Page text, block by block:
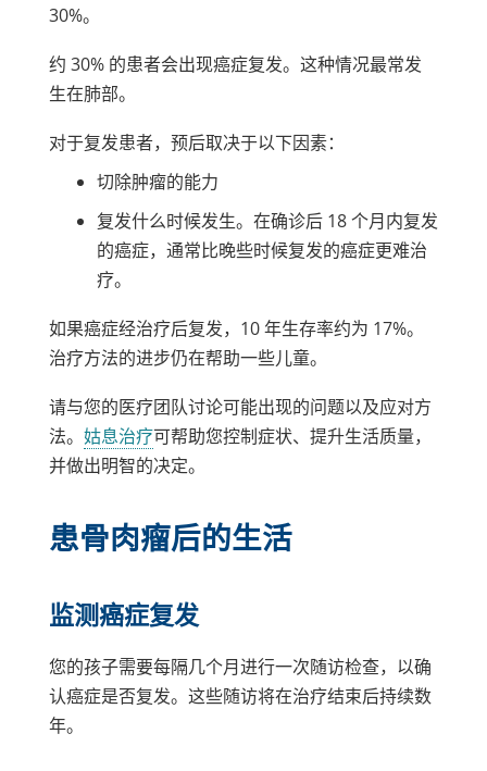
30%。
约 30% 的患者会出现癌症复发。这种情况最常发
生在肺部。
对于复发患者，预后取决于以下因素：
切除肿瘤的能力
复发什么时候发生。在确诊后 18 个月内复发
的癌症，通常比晚些时候复发的癌症更难治
疗。
如果癌症经治疗后复发，10 年生存率约为 17%。
治疗方法的进步仍在帮助一些儿童。
请与您的医疗团队讨论可能出现的问题以及应对方
法。 姑息治疗可帮助您控制症状、提升生活质量，
并做出明智的决定。
患骨肉瘤后的生活
监测癌症复发
您的孩子需要每隔几个月进行一次随访检查，以确
认癌症是否复发。这些随访将在治疗结束后持续数
年。